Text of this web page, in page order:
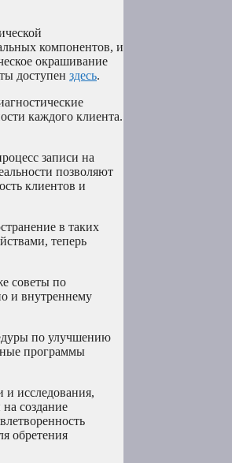
компонентов, и
окрашивание
доступен здесь.
каждого клиента.
записи на
позволяют
клиентов и
в таких
теперь
советы по
и внутреннему
по улучшению
программы
и исследования,
создание
обретения